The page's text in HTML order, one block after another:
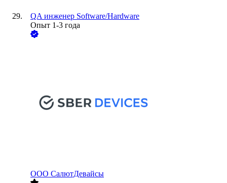
QA инженер Software/Hardware
Опыт 1-3 года
ООО СалютДевайсы